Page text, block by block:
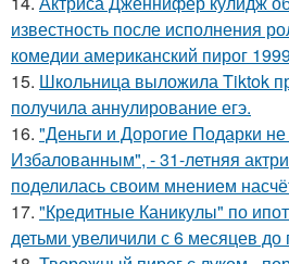
известность после исполнения
комедии американский пирог
15. Школьница выложила Tiktok
получила аннулирование егэ.
16. "Деньги и Дорогие Подарки
Избалованным", - 31-летняя
поделилась своим мнением
17. "Кредитные Каникулы" по
детьми увеличили с 6 месяцев до